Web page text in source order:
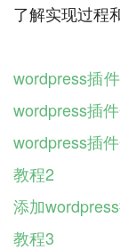
了解实现过程
wordpress插
wordpress插
wordpress插
教程2
添加
教程3